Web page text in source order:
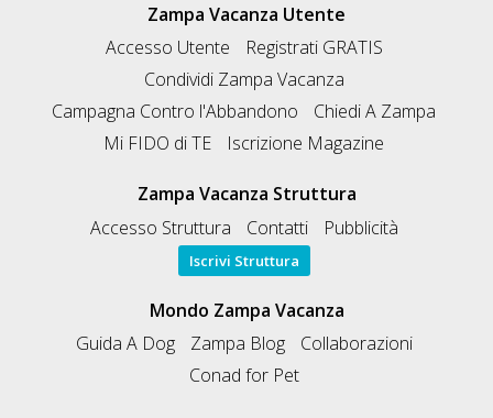
Zampa Vacanza Utente
Accesso Utente
Registrati GRATIS
Condividi Zampa Vacanza
Campagna Contro l'Abbandono
Chiedi A Zampa
Mi FIDO di TE
Iscrizione Magazine
Zampa Vacanza Struttura
Accesso Struttura
Contatti Pubblicità
Iscrivi Struttura
Mondo Zampa Vacanza
Guida A Dog
Zampa Blog
Collaborazioni
Conad for Pet